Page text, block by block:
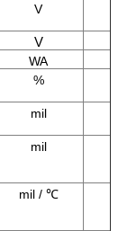
V
V
WA
%
mil
mil
mil / ℃